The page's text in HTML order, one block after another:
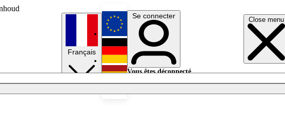
Close menu
Français
English
Deutsch
Se connecter
Vous êtes déconnecté.